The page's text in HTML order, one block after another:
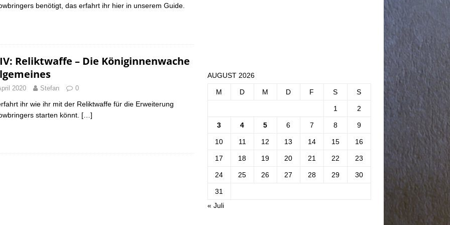
benötigt, das erfahrt ihr hier in unserem Guide.
Reliktwaffe – Die Königinnenwache
2020 Stefan 0
ihr wie ihr mit der Reliktwaffe für die Erweiterung
starten könnt. […]
AUGUST 2026
M D M D F S S
1 2
3 4 5 6 7 8 9
10 11 12 13 14 15 16
17 18 19 20 21 22 23
24 25 26 27 28 29 30
31
« Juli